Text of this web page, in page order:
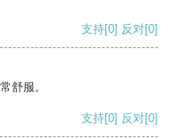
支持[0] 反对[0]
舒服。
支持[0] 反对[0]